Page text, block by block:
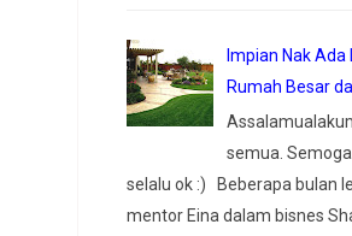
Impian Nak Ada
Rumah Besar
semua.
selalu ok :) Beberapa bulan
mentor Eina dalam bisnes